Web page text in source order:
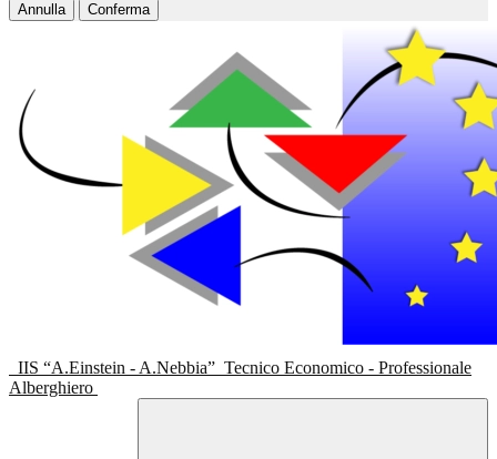
Annulla Conferma
IIS “A.Einstein - A.Nebbia” Tecnico Economico - Professionale
Alberghiero